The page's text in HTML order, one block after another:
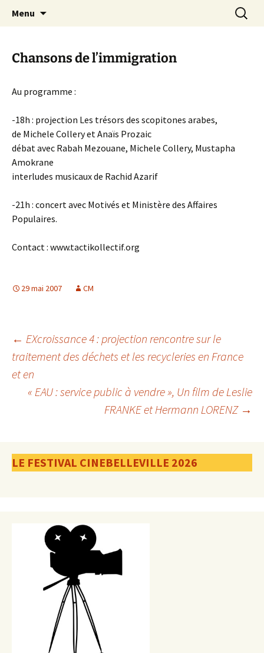
Canal Marches
Menu
Chansons de l’immigration
Au programme :
-18h : projection Les trésors des scopitones arabes,
de Michele Collery et Anaïs Prozaic
débat avec Rabah Mezouane, Michele Collery, Mustapha
Amokrane
interludes musicaux de Rachid Azarif
-21h : concert avec Motivés et Ministère des Affaires
Populaires.
Contact : www.tactikollectif.org
29 mai 2007 CM
Navigation
des
← EXcroissance 4 : projection rencontre sur le
traitement des déchets et les recycleries en France
et en
« EAU : service public à vendre », Un film de Leslie
FRANKE et Hermann LORENZ →
LE FESTIVAL CINEBELLEVILLE 2026